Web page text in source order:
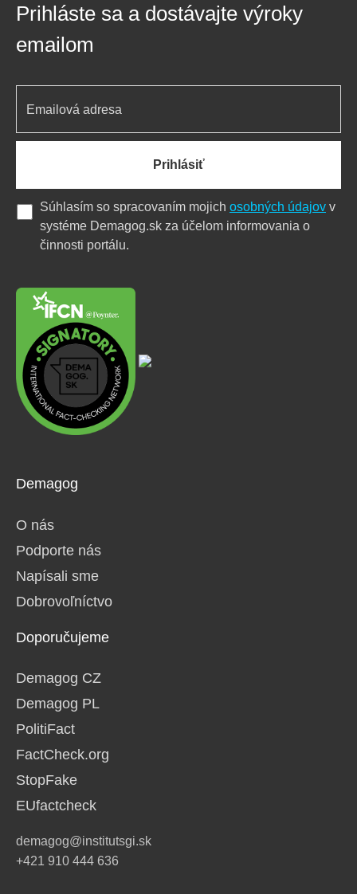
Demagog
O nás
Podporte nás
Napísali sme
Dobrovoľníctvo
Doporučujeme
Demagog CZ
Demagog PL
PolitiFact
FactCheck.org
StopFake
EUfactcheck
demagog@institutsgi.sk
+421 910 444 636
Prihláste sa a dostávajte výroky
emailom
Prihlásiť
Súhlasím so spracovaním mojich osobných údajov v
systéme Demagog.sk za účelom informovania o
činnosti portálu.